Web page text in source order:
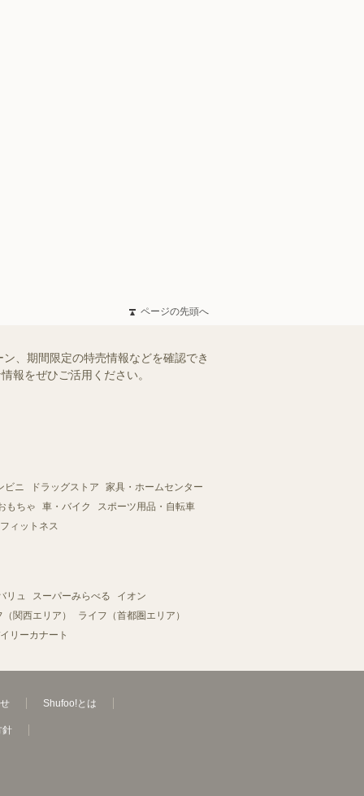
ページの先頭へ
、期間限定の特売情報などを確認でき
報をぜひご活用ください。
ビニ ドラッグストア
家具・ホームセンター
もちゃ
車・バイク
スポーツ用品・自転車
ィットネス
リュ スーパーみらべる
イオン
関西エリア）
ライフ（首都圏エリア）
リーカナート
Shufoo!とは
針